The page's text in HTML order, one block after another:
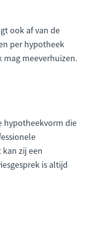
ook af van de
per hypotheek
meeverhuizen.
hypotheekvorm die
zij een
is altijd